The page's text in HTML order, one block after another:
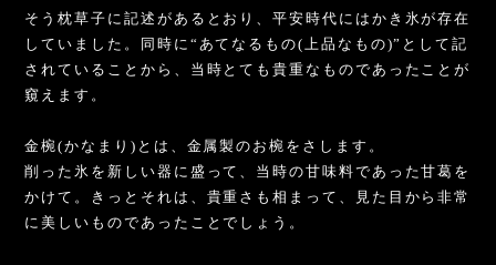
そう枕草子に記述があるとおり、平安時代にはかき氷が存在
していました。同時に“あてなるもの(上品なもの)”として記
されていることから、当時とても貴重なものであったことが
窺えます。
金椀(かなまり)とは、金属製のお椀をさします。
削った氷を新しい器に盛って、当時の甘味料であった甘葛を
かけて。きっとそれは、貴重さも相まって、見た目から非常
に美しいものであったことでしょう。